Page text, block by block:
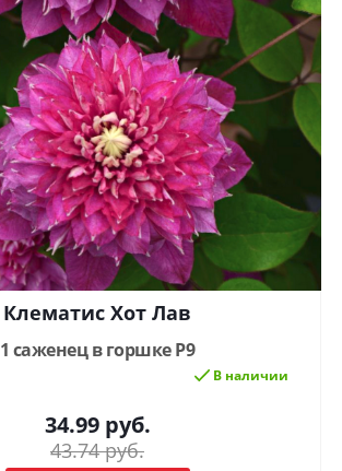
Клематис Хот Лав
1 саженец в горшке Р9
В наличии
34.99руб.
43.74руб.